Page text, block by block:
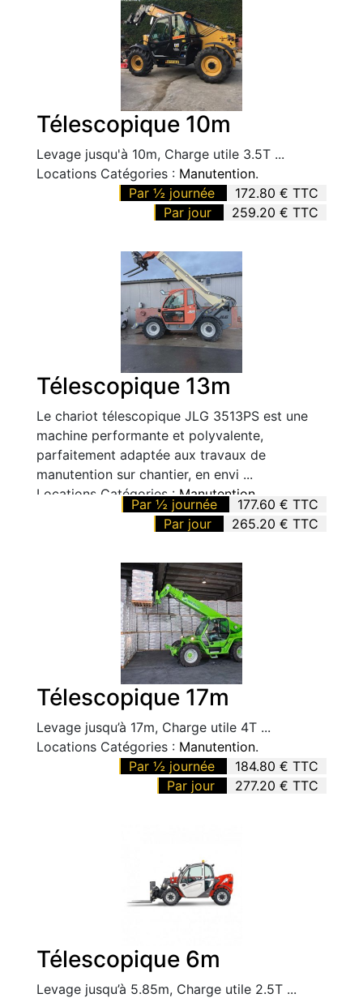
Télescopique 10m
Levage jusqu'à 10m, Charge utile 3.5T ...
Locations Catégories : Manutention.
Par ½ journée
172.80 € TTC
Par jour
259.20 € TTC
Télescopique 13m
Le chariot télescopique JLG 3513PS est une
machine performante et polyvalente,
parfaitement adaptée aux travaux de
manutention sur chantier, en envi ...
Locations Catégories :Manutention
Par ½ journée
177.60 € TTC
Par jour
265.20 € TTC
Télescopique 17m
Levage jusqu’à 17m, Charge utile 4T ...
Locations Catégories : Manutention.
Par ½ journée
184.80 € TTC
Par jour
277.20 € TTC
Télescopique 6m
Levage jusqu’à 5.85m, Charge utile 2.5T ...